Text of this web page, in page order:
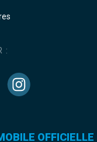
:
OFFICIELLE